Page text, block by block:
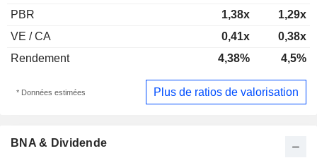
PBR 1,38x
1,29x
VE / CA
0,41x
0,38x
Rendement
4,38% 4,5%
* Données estimées Plus de ratios de valorisation
BNA & Dividende